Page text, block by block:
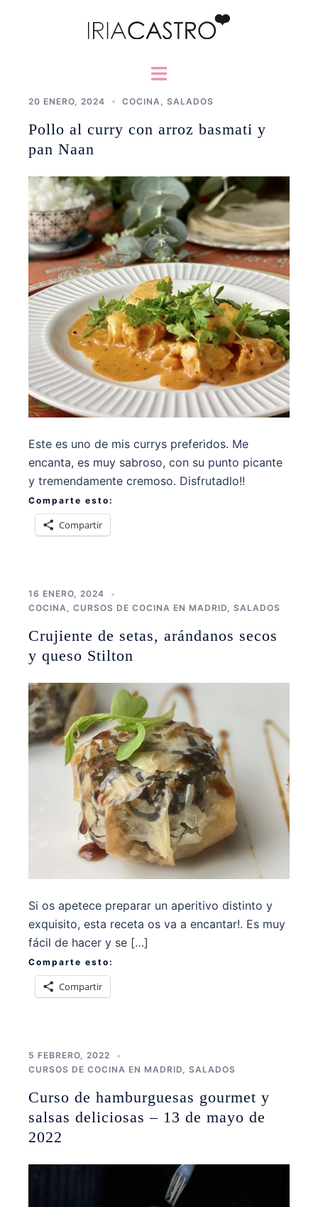
Alternar
20 ENERO, 2024 COCINA SALADOS
Pollo al curry con arroz basmati y
pan Naan
Este es uno de mis currys preferidos. Me
encanta, es muy sabroso, con su punto picante
y tremendamente cremoso. Disfrutadlo!!
Comparte esto:
Compartir
16 ENERO, 2024
COCINA, CURSOS DE COCINA EN MADRID, SALADOS
Crujiente de setas, arándanos secos
y queso Stilton
Si os apetece preparar un aperitivo distinto y
exquisito, esta receta os va a encantar!. Es muy
fácil de hacer y se […]
Comparte esto:
Compartir
5 FEBRERO, 2022
CURSOS DE COCINA EN MADRID, SALADOS
Curso de hamburguesas gourmet y
salsas deliciosas – 13 de mayo de
2022